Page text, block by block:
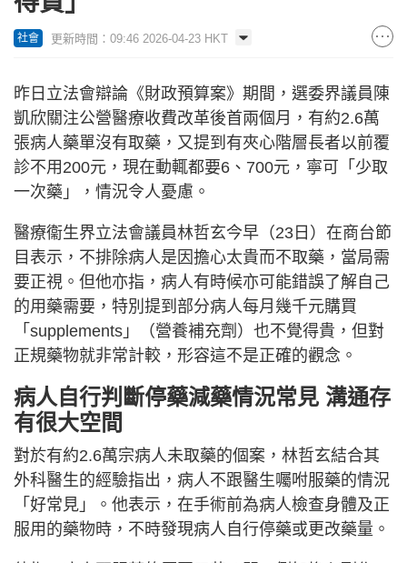
社會 更新時間：09:46 2026-04-23 HKT
昨日立法會辯論《財政預算案》期間，選委界議員陳
凱欣關注公營醫療收費改革後首兩個月，有約2.6萬
張病人藥單沒有取藥，又提到有夾心階層長者以前覆
診不用200元，現在動輒都要6、700元，寧可「少取
一次藥」，情況令人憂慮。
醫療衞生界立法會議員林哲玄今早（23日）在商台節
目表示，不排除病人是因擔心太貴而不取藥，當局需
要正視。但他亦指，病人有時候亦可能錯誤了解自己
的用藥需要，特別提到部分病人每月幾千元購買
「supplements」（營養補充劑）也不覺得貴，但對
正規藥物就非常計較，形容這不是正確的觀念。
病人自行判斷停藥減藥情況常見 溝通存
有很大空間
對於有約2.6萬宗病人未取藥的個案，林哲玄結合其
外科醫生的經驗指出，病人不跟醫生囑咐服藥的情況
「好常見」。他表示，在手術前為病人檢查身體及正
服用的藥物時，不時發現病人自行停藥或更改藥量。